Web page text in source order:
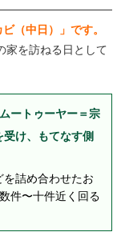
（中日）」です。
家を訪ねる日として
ートゥーヤー＝宗
け、もてなす側
詰め合わせたお
件〜十件近く回る